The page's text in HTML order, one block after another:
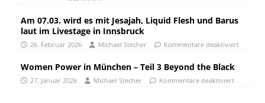
Am 07.03. wird es mit Jesajah, Liquid Flesh und Barus
laut im Livestage in Innsbruck
26. Februar 2026 Michael Stecher Kommentare deaktiviert
Women Power in München – Teil 3 Beyond the Black
27. Januar 2026 Michael Stecher Kommentare deaktiviert